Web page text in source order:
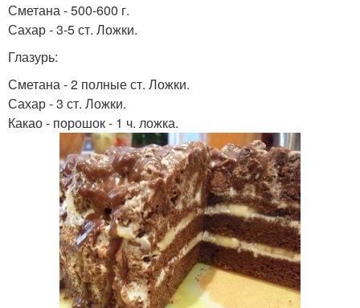
Сметана - 500-600 г.
Сахар - 3-5 ст. Ложки.
Глазурь:
Сметана - 2 полные ст. Ложки.
Сахар - 3 ст. Ложки.
Какао - порошок - 1 ч. ложка.